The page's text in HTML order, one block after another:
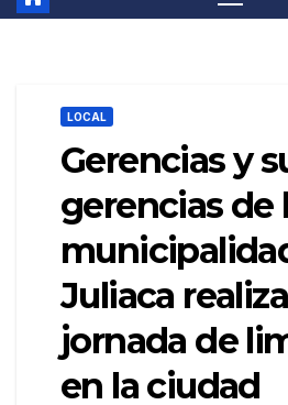
LOCAL
Gerencias y
gerencias de
Juliaca
jornada de
en la ciudad